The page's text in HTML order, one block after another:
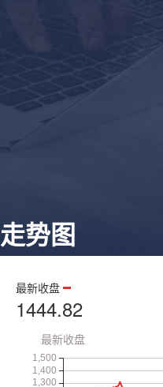
走势图
最新收盘
1444.82